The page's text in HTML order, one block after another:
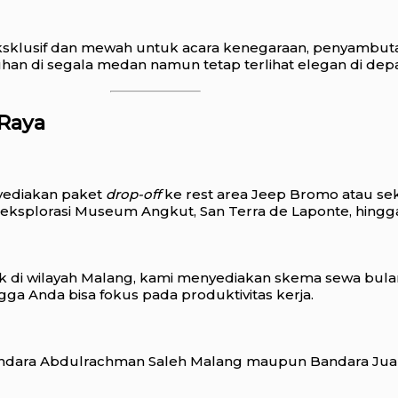
dan mewah untuk acara kenegaraan,
di segala medan namun tetap terlihat elegan di
paket drop-offke rest area Jeep Bromo atau
Museum Angkut, San Terra de Laponte,
wilayah Malang, kami menyediakan skema sewa
Anda bisa fokus pada produktivitas kerja.
Abdulrachman Saleh Malang maupun Bandara